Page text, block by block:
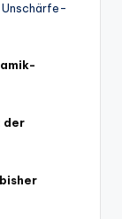
Unschärfe-
der